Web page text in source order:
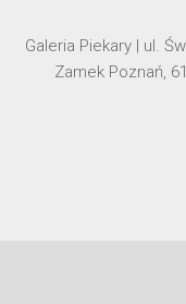
Galeria Piekary | ul.
Zamek Poznań,